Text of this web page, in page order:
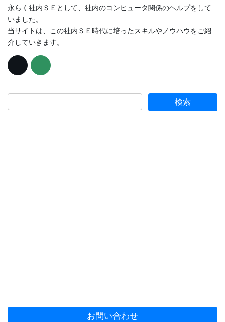
永らく社内ＳＥとして、社内のコンピュータ関係のヘルプをして
いました。
当サイトは、この社内ＳＥ時代に培ったスキルやノウハウをご紹
介していきます。
お問い合わせ